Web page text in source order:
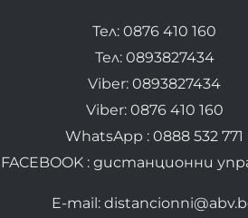
Тел: 0876 410 160
Тел: 0893827434
Viber: 0893827434
Viber: 0876 410 160
WhatsApp : 0888 532 771
FACEBOOK : дистанционни
E-mail: